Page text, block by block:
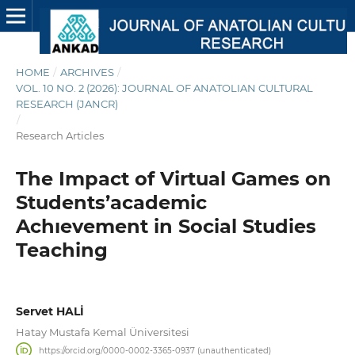
HOME / ARCHIVES /
VOL. 10 NO. 2 (2026): JOURNAL OF ANATOLIAN CULTURAL
RESEARCH (JANCR)
/
Research Articles
The Impact of Virtual Games on
Students’academic
Achıevement in Social Studies
Teaching
Servet HALİ
Hatay Mustafa Kemal Üniversitesi
https://orcid.org/0000-0002-3365-0937 (unauthenticated)